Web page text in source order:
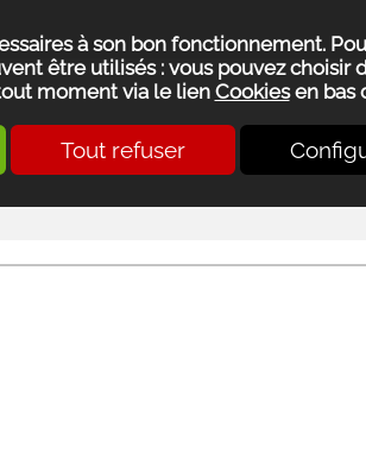
à son bon fonctionnement.
être utilisés : vous pouvez choisir
moment via le lienCookiesen bas
Tout refuser